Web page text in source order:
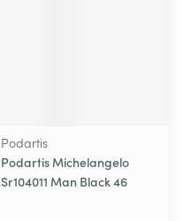
Podartis
Podartis Michelangelo
Sr104011 Man Black 46